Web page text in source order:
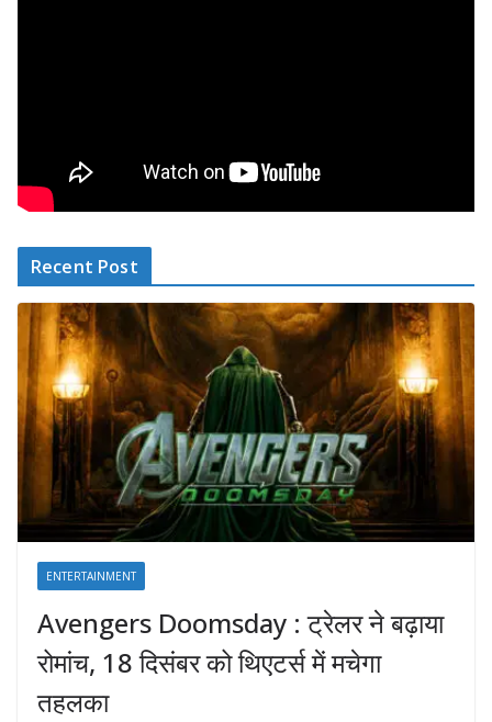
Recent Post
ENTERTAINMENT
Avengers Doomsday : ट्रेलर ने बढ़ाया
रोमांच, 18 दिसंबर को थिएटर्स में मचेगा
तहलका